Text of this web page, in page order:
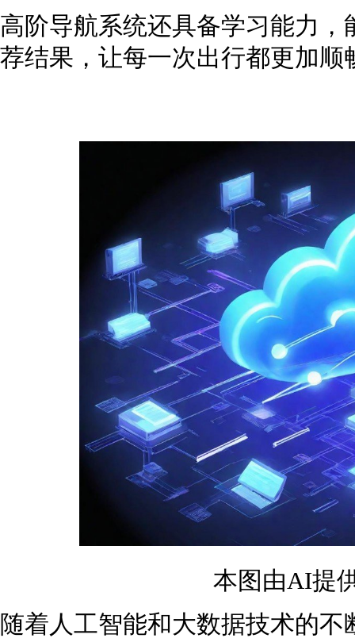
高阶导航系统还具备学习能力
荐结果，让每一次出行都更加顺
本图由AI提
随着人工智能和大数据技术的